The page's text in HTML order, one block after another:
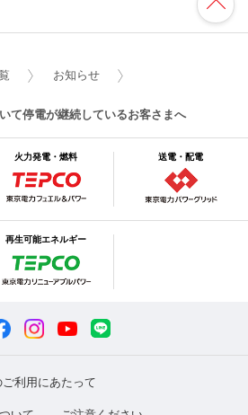
お知らせ
て停電が継続しているお客さまへ
火力発電・燃料 送電・配電
再生可能エネルギー
利用にあたって